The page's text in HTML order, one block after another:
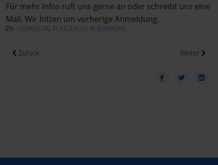
Für mehr Infos ruft uns gerne an oder schreibt uns eine
Mail. Wir bitten um vorherige Anmeldung.
VERANSTALTUNGEN IN RHEINBERG
Vorheriger Beitrag: How to be a reptilekeeper
Zurück Nächster
Weiter